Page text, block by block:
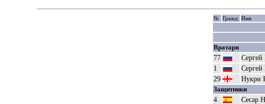
№ Гражд. Имя
Вратари
77
1
Сергей
29
Нукри
Защитники
4 Сесар